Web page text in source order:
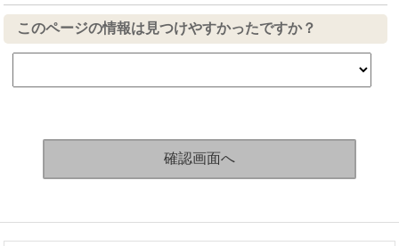
このページの情報は見つけやすかったですか？